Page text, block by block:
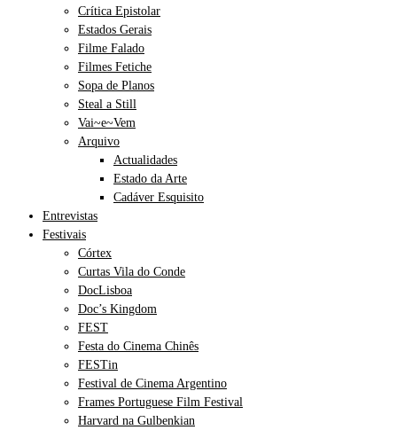
Crítica Epistolar
Estados Gerais
Filme Falado
Filmes Fetiche
Sopa de Planos
Steal a Still
Vai~e~Vem
Arquivo
Actualidades
Estado da Arte
Cadáver Esquisito
Entrevistas
Festivais
Córtex
Curtas Vila do Conde
DocLisboa
Doc’s Kingdom
FEST
Festa do Cinema Chinês
FESTin
Festival de Cinema Argentino
Frames Portuguese Film Festival
Harvard na Gulbenkian